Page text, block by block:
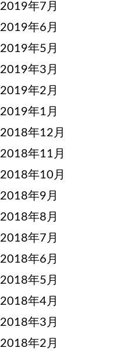
2019年7月
2019年6月
2019年5月
2019年3月
2019年2月
2019年1月
2018年12月
2018年11月
2018年10月
2018年9月
2018年8月
2018年7月
2018年6月
2018年5月
2018年4月
2018年3月
2018年2月